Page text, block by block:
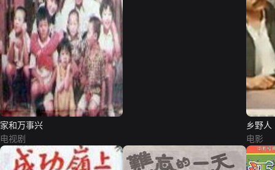
家和万事兴
电视剧
乡野人
电影